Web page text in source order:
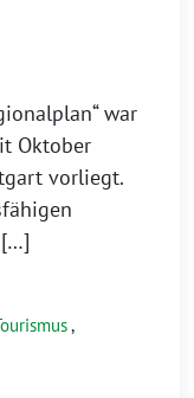
war
Oktober
vor­liegt.
[…]
,